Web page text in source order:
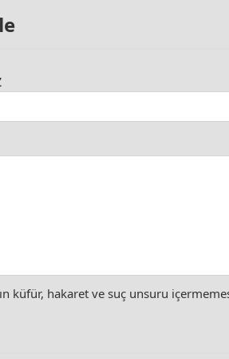
küfür, hakaret ve suç unsuru